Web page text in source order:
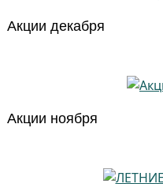
Акции декабря
Акции ноября